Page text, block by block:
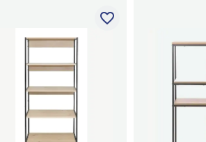
favorite_border